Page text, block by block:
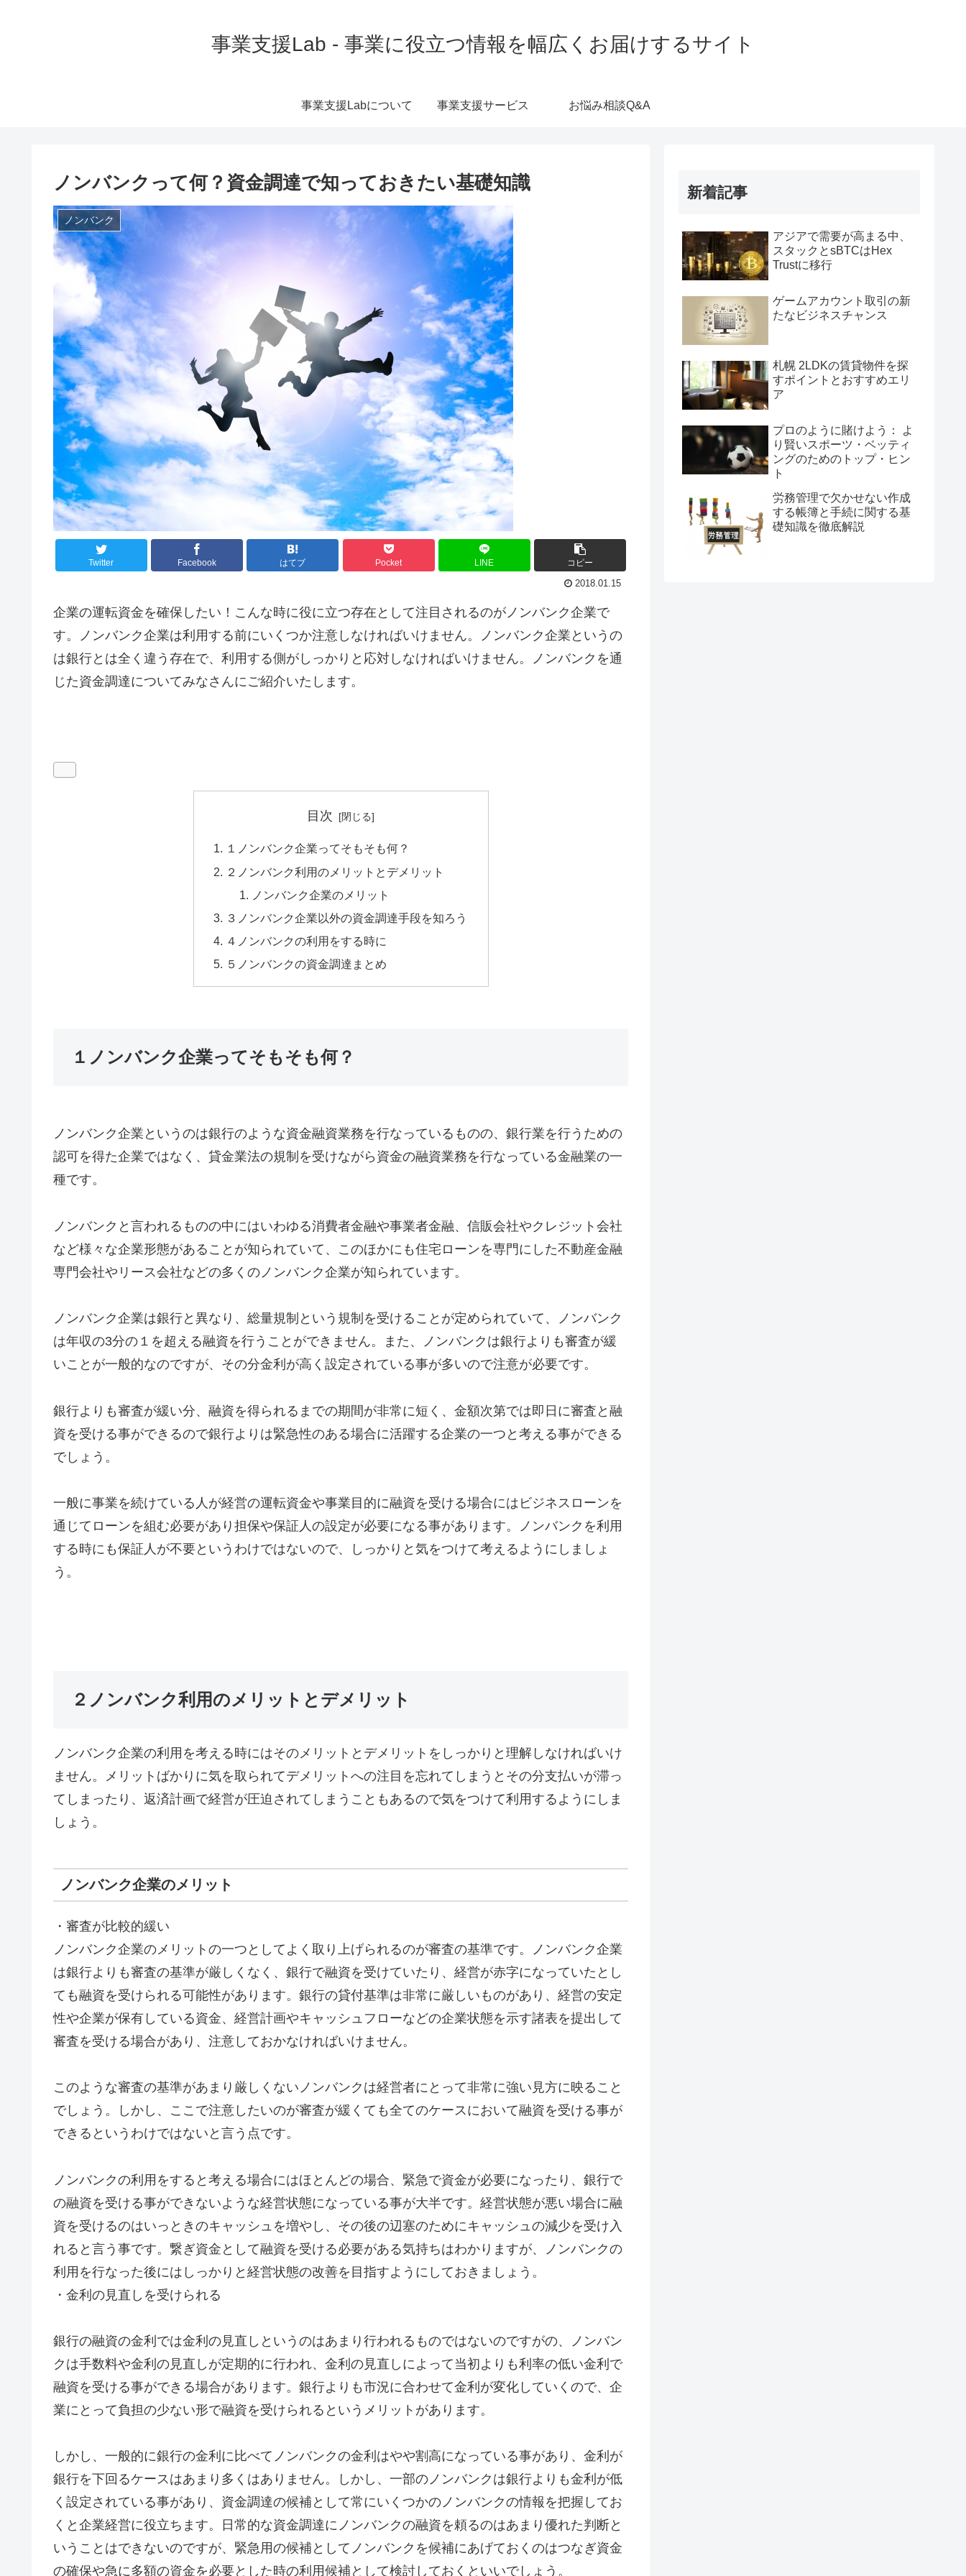
事業支援Lab - 事業に役立つ情報を幅広くお届けするサイト
事業支援Labについて 事業支援サービス お悩み相談Q&A
ノンバンクって何？資金調達で知っておきたい基礎知識
ノンバンク
Twitter Facebook はてブ Pocket LINE コピー
2018.01.15
企業の運転資金を確保したい！こんな時に役に立つ存在として注目されるのがノンバンク企業で
す。ノンバンク企業は利用する前にいくつか注意しなければいけません。ノンバンク企業というの
は銀行とは全く違う存在で、利用する側がしっかりと応対しなければいけません。ノンバンクを通
じた資金調達についてみなさんにご紹介いたします。
目次
１ノンバンク企業ってそもそも何？
２ノンバンク利用のメリットとデメリット
ノンバンク企業のメリット
３ノンバンク企業以外の資金調達手段を知ろう
４ノンバンクの利用をする時に
５ノンバンクの資金調達まとめ
１ノンバンク企業ってそもそも何？
ノンバンク企業というのは銀行のような資金融資業務を行なっているものの、銀行業を行うための
認可を得た企業ではなく、貸金業法の規制を受けながら資金の融資業務を行なっている金融業の一
種です。
ノンバンクと言われるものの中にはいわゆる消費者金融や事業者金融、信販会社やクレジット会社
など様々な企業形態があることが知られていて、このほかにも住宅ローンを専門にした不動産金融
専門会社やリース会社などの多くのノンバンク企業が知られています。
ノンバンク企業は銀行と異なり、総量規制という規制を受けることが定められていて、ノンバンク
は年収の3分の１を超える融資を行うことができません。また、ノンバンクは銀行よりも審査が緩
いことが一般的なのですが、その分金利が高く設定されている事が多いので注意が必要です。
銀行よりも審査が緩い分、融資を得られるまでの期間が非常に短く、金額次第では即日に審査と融
資を受ける事ができるので銀行よりは緊急性のある場合に活躍する企業の一つと考える事ができる
でしょう。
一般に事業を続けている人が経営の運転資金や事業目的に融資を受ける場合にはビジネスローンを
通じてローンを組む必要があり担保や保証人の設定が必要になる事があります。ノンバンクを利用
する時にも保証人が不要というわけではないので、しっかりと気をつけて考えるようにしましょ
う。
２ノンバンク利用のメリットとデメリット
ノンバンク企業の利用を考える時にはそのメリットとデメリットをしっかりと理解しなければいけ
ません。メリットばかりに気を取られてデメリットへの注目を忘れてしまうとその分支払いが滞っ
てしまったり、返済計画で経営が圧迫されてしまうこともあるので気をつけて利用するようにしま
しょう。
ノンバンク企業のメリット
・審査が比較的緩い
ノンバンク企業のメリットの一つとしてよく取り上げられるのが審査の基準です。ノンバンク企業
は銀行よりも審査の基準が厳しくなく、銀行で融資を受けていたり、経営が赤字になっていたとし
ても融資を受けられる可能性があります。銀行の貸付基準は非常に厳しいものがあり、経営の安定
性や企業が保有している資金、経営計画やキャッシュフローなどの企業状態を示す諸表を提出して
審査を受ける場合があり、注意しておかなければいけません。
このような審査の基準があまり厳しくないノンバンクは経営者にとって非常に強い見方に映ること
でしょう。しかし、ここで注意したいのが審査が緩くても全てのケースにおいて融資を受ける事が
できるというわけではないと言う点です。
ノンバンクの利用をすると考える場合にはほとんどの場合、緊急で資金が必要になったり、銀行で
の融資を受ける事ができないような経営状態になっている事が大半です。経営状態が悪い場合に融
資を受けるのはいっときのキャッシュを増やし、その後の辺塞のためにキャッシュの減少を受け入
れると言う事です。繋ぎ資金として融資を受ける必要がある気持ちはわかりますが、ノンバンクの
利用を行なった後にはしっかりと経営状態の改善を目指すようにしておきましょう。
・金利の見直しを受けられる
銀行の融資の金利では金利の見直しというのはあまり行われるものではないのですがの、ノンバン
クは手数料や金利の見直しが定期的に行われ、金利の見直しによって当初よりも利率の低い金利で
融資を受ける事ができる場合があります。銀行よりも市況に合わせて金利が変化していくので、企
業にとって負担の少ない形で融資を受けられるというメリットがあります。
しかし、一般的に銀行の金利に比べてノンバンクの金利はやや割高になっている事があり、金利が
銀行を下回るケースはあまり多くはありません。しかし、一部のノンバンクは銀行よりも金利が低
く設定されている事があり、資金調達の候補として常にいくつかのノンバンクの情報を把握してお
くと企業経営に役立ちます。日常的な資金調達にノンバンクの融資を頼るのはあまり優れた判断と
いうことはできないのですが、緊急用の候補としてノンバンクを候補にあげておくのはつなぎ資金
の確保や急に多額の資金を必要とした時の利用候補として検討しておくといいでしょう。
新着記事
アジアで需要が高まる中、
スタックとsBTCはHex
Trustに移行
ゲームアカウント取引の新
たなビジネスチャンス
札幌 2LDKの賃貸物件を探
すポイントとおすすめエリ
ア
プロのように賭けよう： よ
り賢いスポーツ・ベッティ
ングのためのトップ・ヒン
ト
労務管理で欠かせない作成
する帳簿と手続に関する基
礎知識を徹底解説